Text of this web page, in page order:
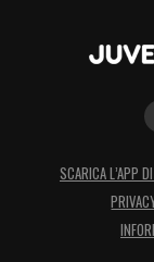
SCARICA L’APP